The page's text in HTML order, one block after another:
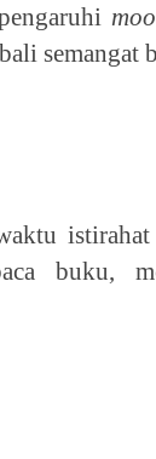
semangat
buku,